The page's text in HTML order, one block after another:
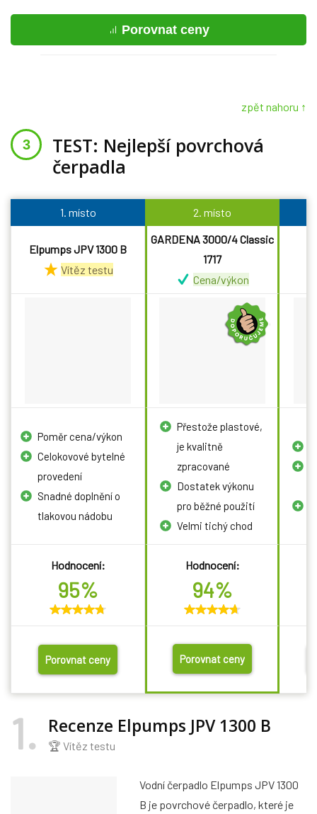
Porovnat ceny
zpět nahoru ↑
TEST: Nejlepší povrchová
čerpadla
1. místo 2. místo
Elpumps JPV 1300 B
Vítěz testu
GARDENA 3000/4 Classic
1717
Cena/výkon
Poměr cena/výkon
Celokovové bytelné
provedení
Snadné doplnění o
tlakovou nádobu
Přestože plastové,
je kvalitně
zpracované
Dostatek výkonu
pro běžné použití
Velmi tichý chod
Hodnocení:
95%
Hodnocení:
94%
Porovnat ceny Porovnat ceny
1 Recenze Elpumps JPV 1300 B
🏆 Vítěz testu
Vodní čerpadlo Elpumps JPV 1300
B je povrchové čerpadlo, které je